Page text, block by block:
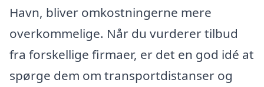
Havn, bliver omkostningerne mere
overkommelige. Når du vurderer tilbud
fra forskellige firmaer, er det en god idé at
spørge dem om transportdistanser og